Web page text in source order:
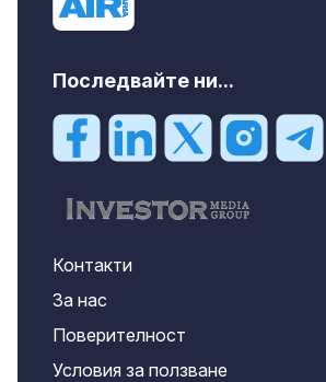
Последвайте ни...
Контакти
За нас
Поверителност
Условия за ползване